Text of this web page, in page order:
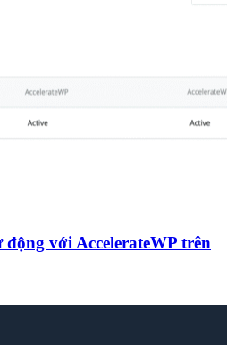
với AccelerateWP trên